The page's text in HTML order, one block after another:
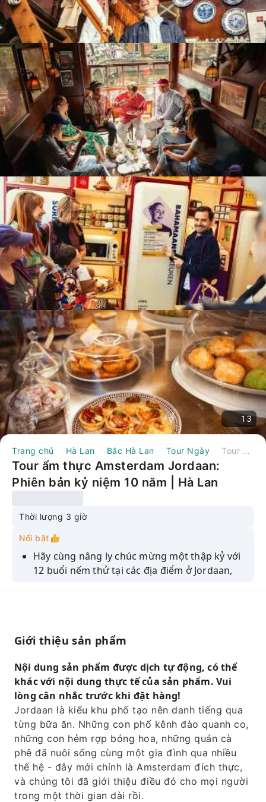
13
Trang chủ Hà Lan Bắc Hà Lan Tour Ngày Tour ẩm thực Amsterdam Jordaan: Phiên bản kỷ niệm 10 năm | Hà Lan
Tour ẩm thực Amsterdam Jordaan:
Phiên bản kỷ niệm 10 năm | Hà Lan
Thời lượng 3 giờ
Nổi bật
Hãy cùng nâng ly chúc mừng một thập kỷ với
12 buổi nếm thử tại các địa điểm ở Jordaan,
đình đứng sau món bánh nướng.
Hãy nâng ly rượu jenever tại quán cà phê bên
bờ kênh với tầm nhìn tuyệt đẹp.
Những món ăn kinh điển của Hà Lan và
những viên ngọc quý của khu phố được chia
sẻ trong một không gian thân mật nhỏ.
Dạo bước trên những con phố cổ kính hàng
trăm năm tuổi cùng hướng dẫn viên am hiểu
từng sân trong và từng câu chuyện.
Giới thiệu sản phẩm
Nội dung sản phẩm được dịch tự động, có thể
khác với nội dung thực tế của sản phẩm. Vui
lòng cân nhắc trước khi đặt hàng!
Jordaan là kiểu khu phố tạo nên danh tiếng qua
từng bữa ăn. Những con phố kênh đào quanh co,
những con hẻm rợp bóng hoa, những quán cà
phê đã nuôi sống cùng một gia đình qua nhiều
thế hệ - đây mới chính là Amsterdam đích thực,
và chúng tôi đã giới thiệu điều đó cho mọi người
trong một thời gian dài rồi.